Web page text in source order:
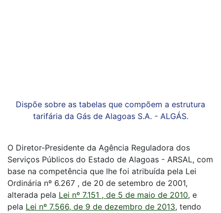
Dispõe sobre as tabelas que compõem a estrutura
tarifária da Gás de Alagoas S.A. - ALGÁS.
O Diretor-Presidente da Agência Reguladora dos
Serviços Públicos do Estado de Alagoas - ARSAL, com
base na competência que lhe foi atribuída pela Lei
Ordinária nº 6.267 , de 20 de setembro de 2001,
alterada pela Lei nº 7.151 , de 5 de maio de 2010, e
pela Lei nº 7.566, de 9 de dezembro de 2013, tendo